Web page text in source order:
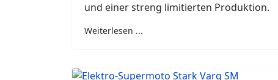
und einer streng limitierten Produktion.
Weiterlesen ...